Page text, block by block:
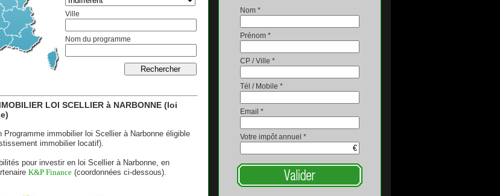
Ville
Nom du programme
LOI SCELLIER à NARBONNE (loi
Programme immobilier loi Scellier à Narbonne éligible
immobilier locatif).
pour investir en loi Scellier à Narbonne, en
K&P Finance (coordonnées ci-dessous).
Nom *
Prénom *
CP / Ville *
Tél / Mobile *
Email *
Votre impôt annuel *